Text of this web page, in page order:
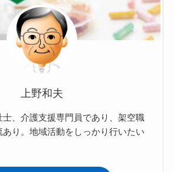
上野和夫
、介護支援専門員であり、架空職
り。地域活動をしっかり行いたい